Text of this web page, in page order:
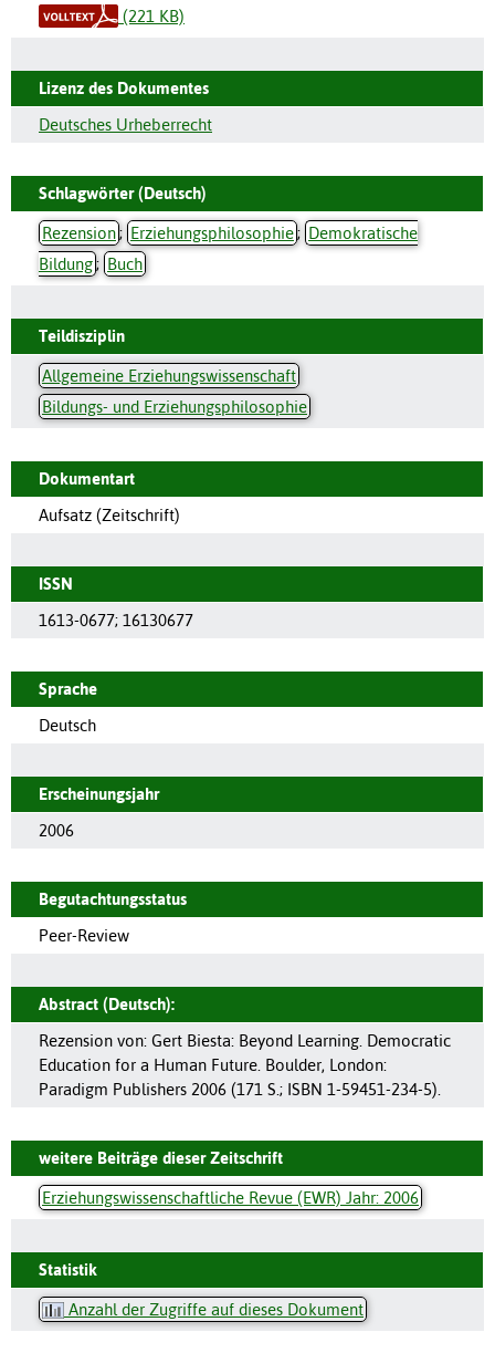
(221 KB)
Lizenz des Dokumentes
Deutsches Urheberrecht
Schlagwörter (Deutsch)
Rezension; Erziehungsphilosophie; Demokratische
Bildung; Buch
Teildisziplin
Allgemeine Erziehungswissenschaft
Bildungs- und Erziehungsphilosophie
Dokumentart
Aufsatz (Zeitschrift)
ISSN
1613-0677; 16130677
Sprache
Deutsch
Erscheinungsjahr
2006
Begutachtungsstatus
Peer-Review
Abstract (Deutsch):
Rezension von: Gert Biesta: Beyond Learning. Democratic
Education for a Human Future. Boulder, London:
Paradigm Publishers 2006 (171 S.; ISBN 1-59451-234-5).
weitere Beiträge dieser Zeitschrift
Erziehungswissenschaftliche Revue (EWR) Jahr: 2006
Statistik
Anzahl der Zugriffe auf dieses Dokument